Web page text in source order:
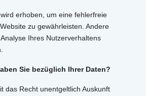
erhoben, um eine fehlerfreie
zu gewährleisten. Andere
Ihres Nutzerverhaltens
Sie bezüglich Ihrer Daten?
das Recht unentgeltlich Auskunft